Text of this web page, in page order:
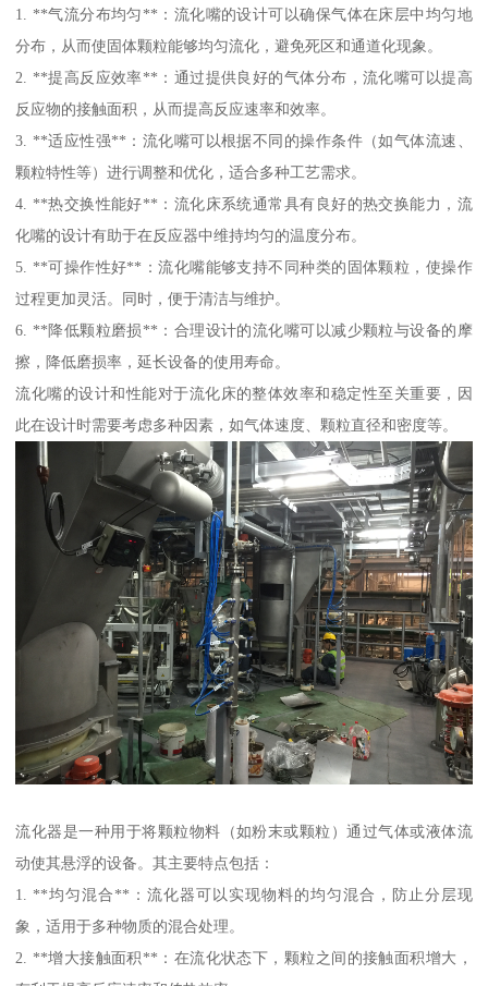
1. **气流分布均匀**：流化嘴的设计可以确保气体在床层中均匀地
分布，从而使固体颗粒能够均匀流化，避免死区和通道化现象。
2. **提高反应效率**：通过提供良好的气体分布，流化嘴可以提高
反应物的接触面积，从而提高反应速率和效率。
3. **适应性强**：流化嘴可以根据不同的操作条件（如气体流速、
颗粒特性等）进行调整和优化，适合多种工艺需求。
4. **热交换性能好**：流化床系统通常具有良好的热交换能力，流
化嘴的设计有助于在反应器中维持均匀的温度分布。
5. **可操作性好**：流化嘴能够支持不同种类的固体颗粒，使操作
过程更加灵活。同时，便于清洁与维护。
6. **降低颗粒磨损**：合理设计的流化嘴可以减少颗粒与设备的摩
擦，降低磨损率，延长设备的使用寿命。
流化嘴的设计和性能对于流化床的整体效率和稳定性至关重要，因
此在设计时需要考虑多种因素，如气体速度、颗粒直径和密度等。
流化器是一种用于将颗粒物料（如粉末或颗粒）通过气体或液体流
动使其悬浮的设备。其主要特点包括：
1. **均匀混合**：流化器可以实现物料的均匀混合，防止分层现
象，适用于多种物质的混合处理。
2. **增大接触面积**：在流化状态下，颗粒之间的接触面积增大，